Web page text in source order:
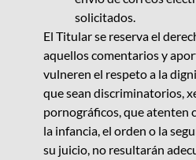
solicitados.
El Titular se reserva el
aquellos comentarios y
vulneren el respeto a la
que sean discriminatorios,
pornográficos, que atenten
la infancia, el orden o la
su juicio, no resultarán